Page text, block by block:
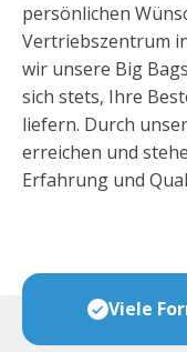
persönlichen
Vertriebszentrum
wir unsere Big
sich stets, Ihre
liefern. Durch
erreichen und
Erfahrung und
Viele